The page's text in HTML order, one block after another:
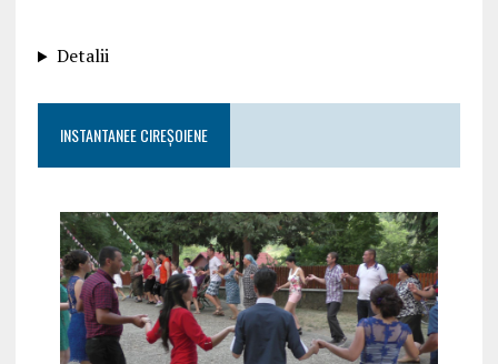
Detalii
INSTANTANEE CIREȘOIENE